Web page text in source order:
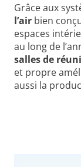
Grâce aux
l’air bien
espaces
au long de
salles de
et propre
aussi la